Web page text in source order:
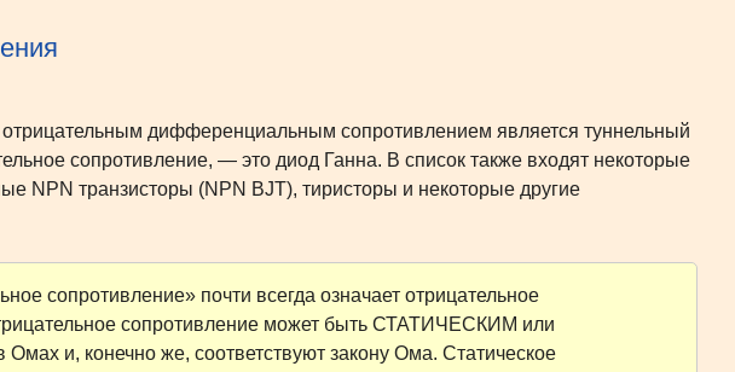
дифференциальным сопротивлением является туннельный
сопротивление, — это диод Ганна. В список также входят некоторые
NPN транзисторы (NPN BJT), тиристоры и некоторые другие
сопротивление» почти всегда означает отрицательное
сопротивление может быть СТАТИЧЕСКИМ или
и, конечно же, соответствуют закону Ома. Статическое